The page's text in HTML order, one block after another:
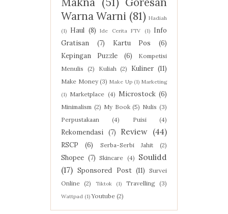
Warna Warni (81) Hadiah
(1)
Haul (8) Ide Cerita FTV (1)
Info
Gratisan
(7) Kartu Pos
(6)
Kepingan Puzzle
(6)
Kompetisi
Menulis (2) Kuliah (2) Kuliner (11)
Make Money (3) Make Up (1) Marketing
(1) Marketplace (4) Microstock (6)
Minimalism (2) My Book (5) Nulis (3)
Perpustakaan
(4) Puisi (4)
Rekomendasi (7) Review (44)
RSCP (6) Serba-Serbi Jahit (2)
Shopee (7) Skincare (4) Soulidd
(17) Sponsored Post (11) Survei
Online (2) Tiktok (1) Travelling (3)
Wattpad (1) Youtube (2)